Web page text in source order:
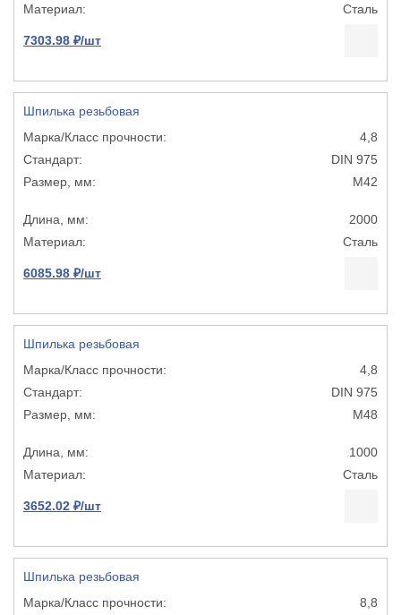
Сталь
7303.98 ₽/шт
Шпилька резьбовая
4,8
DIN 975
М42
2000
Сталь
6085.98 ₽/шт
Шпилька резьбовая
4,8
DIN 975
М48
1000
Сталь
3652.02 ₽/шт
Шпилька резьбовая
8,8